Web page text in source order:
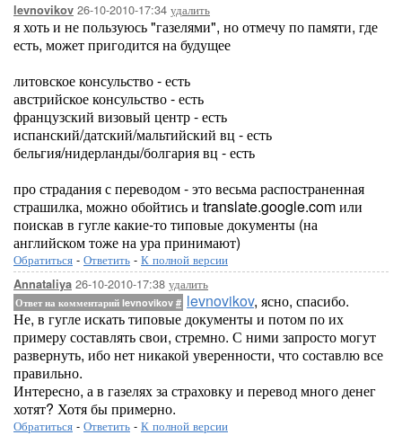
levnovikov 26-10-2010-17:34 удалить
я хоть и не пользуюсь "газелями", но отмечу по памяти, где
есть, может пригодится на будущее
литовское консульство - есть
австрийское консульство - есть
французский визовый центр - есть
испанский/датский/мальтийский вц - есть
бельгия/нидерланды/болгария вц - есть
про страдания с переводом - это весьма распостраненная
страшилка, можно обойтись и translate.google.com или
поискав в гугле какие-то типовые документы (на
английском тоже на ура принимают)
Обратиться - Ответить - К полной версии
Annataliya 26-10-2010-17:38 удалить
Ответ на комментарий levnovikov # levnovikov, ясно, спасибо.
Не, в гугле искать типовые документы и потом по их
примеру составлять свои, стремно. С ними запросто могут
развернуть, ибо нет никакой уверенности, что составлю все
правильно.
Интересно, а в газелях за страховку и перевод много денег
хотят? Хотя бы примерно.
Обратиться - Ответить - К полной версии